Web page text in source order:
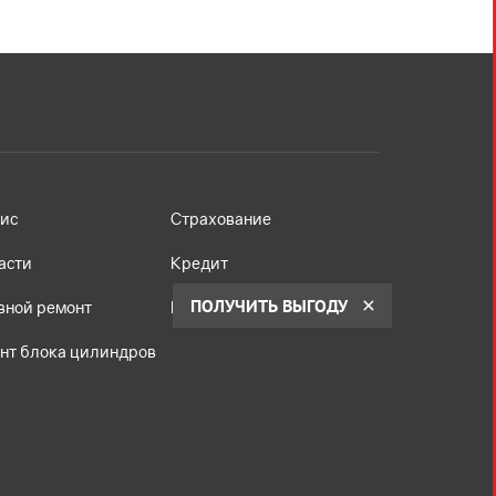
ремонт
блока цилиндров
Страхование
Кредит
Корпоративным клиентам
ПОЛУЧИТЬ ВЫГОДУ